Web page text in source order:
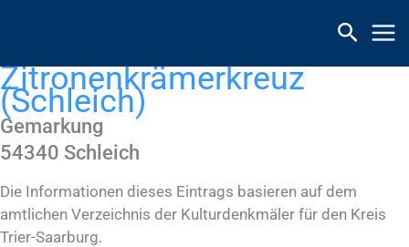
Zitronenkrämerkreuz
(Schleich)
Gemarkung
54340 Schleich
Die Informationen dieses Eintrags basieren auf dem
amtlichen Verzeichnis der Kulturdenkmäler für den Kreis
Trier-Saarburg.